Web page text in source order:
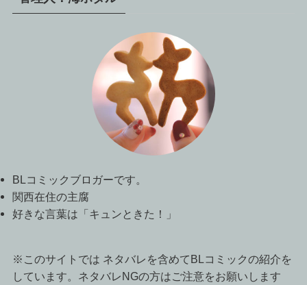
BLコミックブロガーです。
関西在住の主腐
好きな言葉は「キュンときた！」
※このサイトでは ネタバレを含めてBLコミックの紹介を
しています。ネタバレNGの方はご注意をお願いします